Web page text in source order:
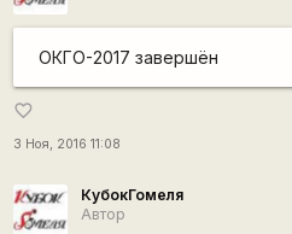
ОКГО-2017 завершён
favorite_border
3 Ноя, 2016 11:08
КубокГомеля
Автор